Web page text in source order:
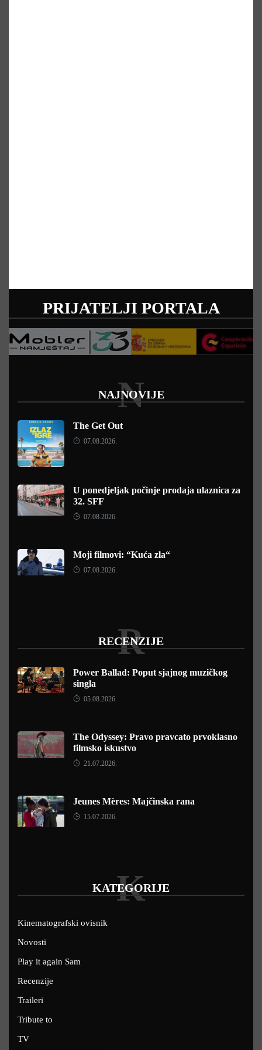
PRIJATELJI PORTALA
NAJNOVIJE
N
The Get Out
07.08.2026.
U ponedjeljak počinje prodaja ulaznica za
32. SFF
07.08.2026.
Moji filmovi: “Kuća zla“
07.08.2026.
RECENZIJE
R
Power Ballad: Poput sjajnog muzičkog
singla
05.08.2026.
The Odyssey: Pravo pravcato prvoklasno
filmsko iskustvo
21.07.2026.
Jeunes Mères: Majčinska rana
15.07.2026.
KATEGORIJE
K
Kinematografski ovisnik
Novosti
Play it again Sam
Recenzije
Traileri
Tribute to
TV